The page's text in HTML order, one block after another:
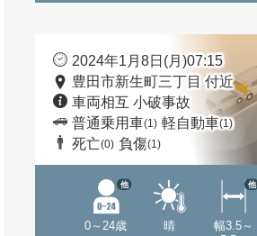
2024年1月8日(月)07:15
豊田市新生町三丁目 付近
車両相互 小破事故
普通乗用車(1) 軽自動車(1)
死亡(0) 負傷(1)
0～24歳
他
晴
幅3.5～
他